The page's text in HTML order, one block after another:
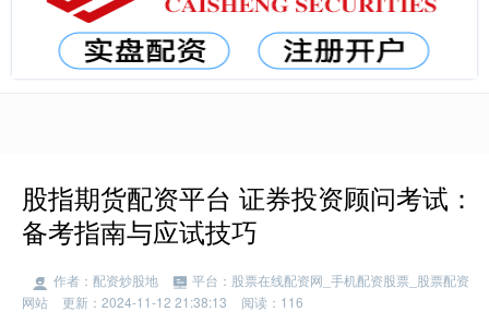
股指期货配资平台 证券投资顾问考试：
备考指南与应试技巧
作者：配资炒股地
平台：股票在线配资网_手机配资股票_股票配资
网站
更新：2024-11-12 21:38:13 阅读：116